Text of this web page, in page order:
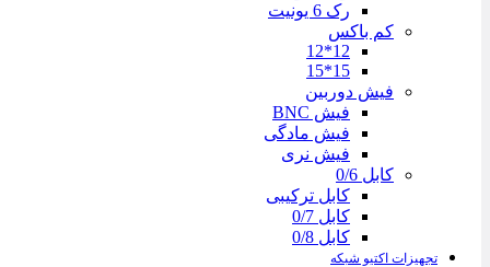
رک 6 یونیت
کم باکس
12*12
15*15
فیش دوربین
فیش BNC
فیش مادگی
فیش نری
کابل 0/6
کابل ترکیبی
کابل 0/7
کابل 0/8
تجهیزات اکتیو شبکه